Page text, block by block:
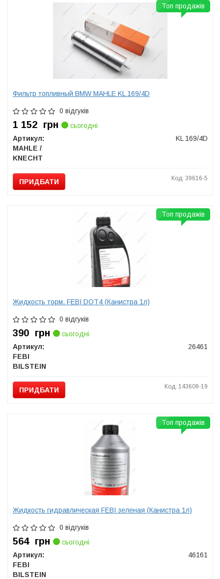
Фильтр топливный BMW MAHLE KL 169/4D
0 відгуків
1 152 грн
сьогодні
Артикул:
KL 169/4D
MAHLE /
KNECHT
ПРИДБАТИ Код: 39616-5
Топ продажів
Жидкость торм. FEBI DOT4 (Канистра 1л)
0 відгуків
390 грн
сьогодні
Артикул:
26461
FEBI
BILSTEIN
ПРИДБАТИ Код: 143609-19
Топ продажів
Жидкость гидравлическая FEBI зеленая (Канистра 1л)
0 відгуків
564 грн
сьогодні
Артикул:
46161
FEBI
BILSTEIN
Топ продажів